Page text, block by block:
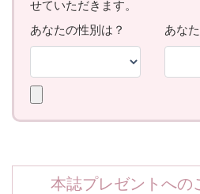
本誌プレゼントへの